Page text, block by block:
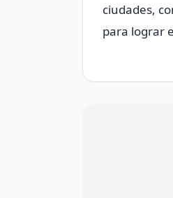
ciudades,
para lograr